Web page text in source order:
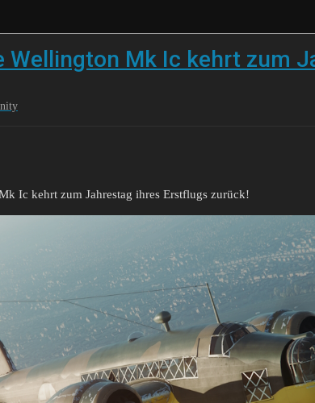
Wellington Mk Ic kehrt zum
Ic kehrt zum Jahrestag ihres Erstflugs zurück!